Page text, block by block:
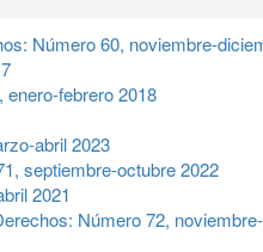
Número 60, noviembre-
febrero 2018
abril 2023
septiembre-octubre 2022
2021
Número 72,